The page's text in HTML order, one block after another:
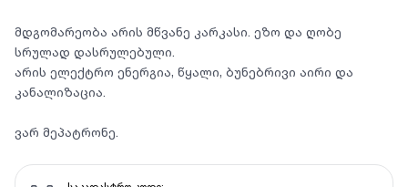
მდგომარეობა არის მწვანე კარკასი. ეზო და ღობე
სრულად დასრულებული.
არის ელექტრო ენერგია, წყალი, ბუნებრივი აირი და
კანალიზაცია.
ვარ მეპატრონე.